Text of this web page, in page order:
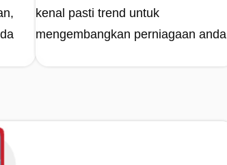
kenal pasti trend untuk
mengembangkan perniagaan anda